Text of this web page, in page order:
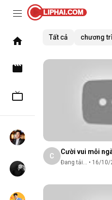
LIPHAI.COM
Tất cả chương
C
Cười vui mỗi
Đang tải... • 16/10/